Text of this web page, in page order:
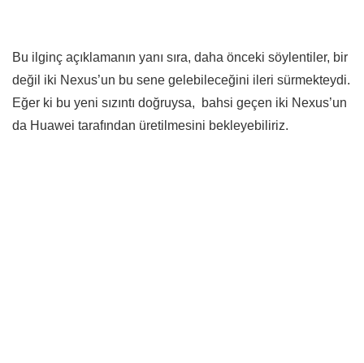
Bu ilginç açıklamanın yanı sıra, daha önceki söylentiler, bir
değil iki Nexus’un bu sene gelebileceğini ileri sürmekteydi.
Eğer ki bu yeni sızıntı doğruysa, bahsi geçen iki Nexus’un
da Huawei tarafından üretilmesini bekleyebiliriz.